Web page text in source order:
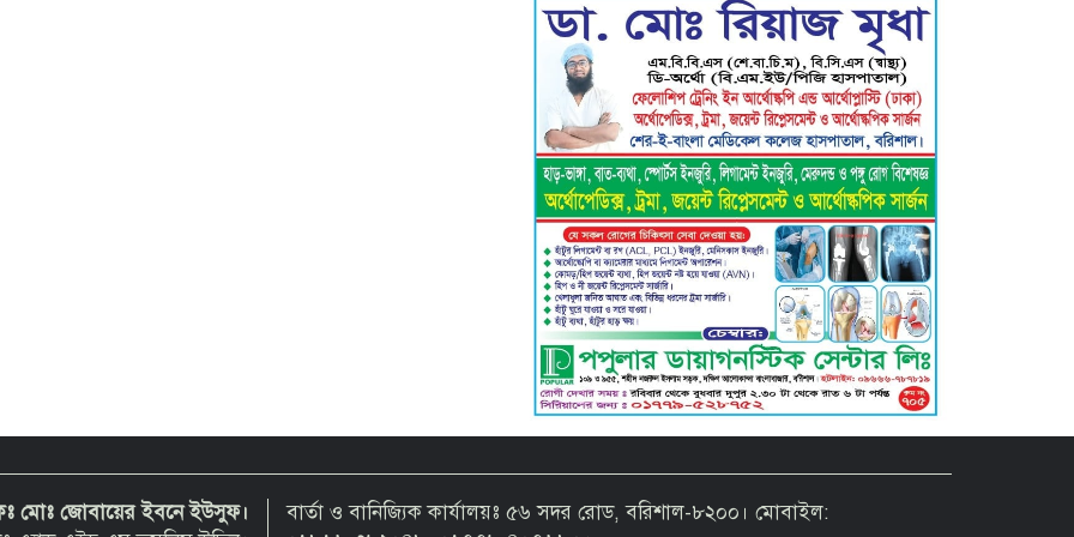
বরিশাল ক্লাবের সভাপতি নির্বাচিত
হওয়ায় এ্যাডঃ মুজিবুর রহমান সরোয়ার
কে ফুলেল শুভেচ্ছা”
গৌরনদী প্রেসক্লাবের সাধারণ সম্পাদক
এস. এম. জুলফিকারের ওপর অতর্কিত
হামলা: তীব্র নিন্দা ও শাস্তির দাবি
মোঃ জোবায়ের ইবনে ইউসুফ।
বার্তা ও বানিজ্যিক কার্যালয়ঃ ৫৬ সদর রোড, বরিশাল-৮২০০। মোবাইল: